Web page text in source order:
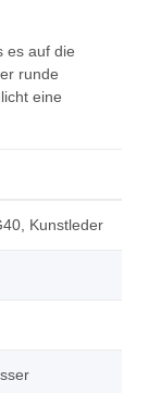
es auf die
runde
eine
Kunstleder